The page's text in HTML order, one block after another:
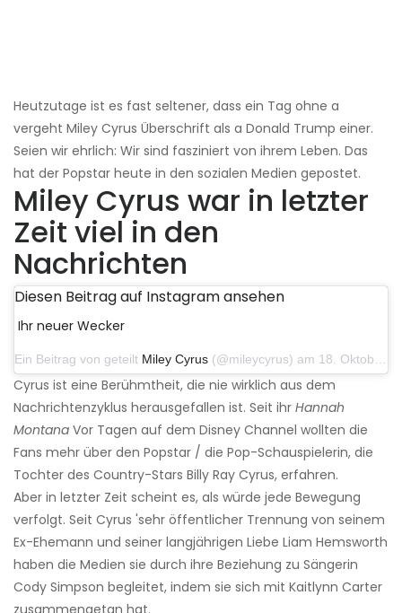
Heutzutage ist es fast seltener, dass ein Tag ohne a
vergeht Miley Cyrus Überschrift als a Donald Trump einer.
Seien wir ehrlich: Wir sind fasziniert von ihrem Leben. Das
hat der Popstar heute in den sozialen Medien gepostet.
Miley Cyrus war in letzter
Zeit viel in den
Nachrichten
Diesen Beitrag auf Instagram ansehen
Ihr neuer Wecker
Ein Beitrag von geteilt Miley Cyrus (@mileycyrus) am 18. Oktober 2019 um 19:03 Uhr PDT
Cyrus ist eine Berühmtheit, die nie wirklich aus dem
Nachrichtenzyklus herausgefallen ist. Seit ihr Hannah
Montana Vor Tagen auf dem Disney Channel wollten die
Fans mehr über den Popstar / die Pop-Schauspielerin, die
Tochter des Country-Stars Billy Ray Cyrus, erfahren.
Aber in letzter Zeit scheint es, als würde jede Bewegung
verfolgt. Seit Cyrus 'sehr öffentlicher Trennung von seinem
Ex-Ehemann und seiner langjährigen Liebe Liam Hemsworth
haben die Medien sie durch ihre Beziehung zu Sängerin
Cody Simpson begleitet, indem sie sich mit Kaitlynn Carter